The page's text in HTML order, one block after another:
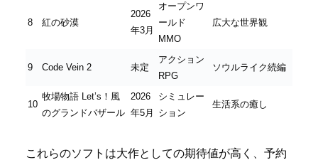
8 紅の砂漠
2026
年3月
オープンワ
ールド
MMO
広大な世界観
9 Code Vein 2 未定
アクション
RPG
ソウルライク続編
10
牧場物語 Let’s！風
のグランドバザール
2026
年5月
シミュレー
ション
生活系の癒し
これらのソフトは大作としての期待値が高く、予約